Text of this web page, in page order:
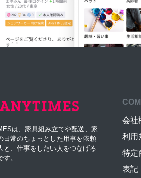
は、家具組み立てや配送、家
日常のちょっとした用事を依頼
と、仕事をしたい人をつなげる
。
会社
利用
特定
表記